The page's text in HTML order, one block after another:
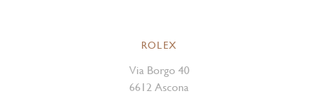
ROLEX
Via Borgo 40
6612 Ascona